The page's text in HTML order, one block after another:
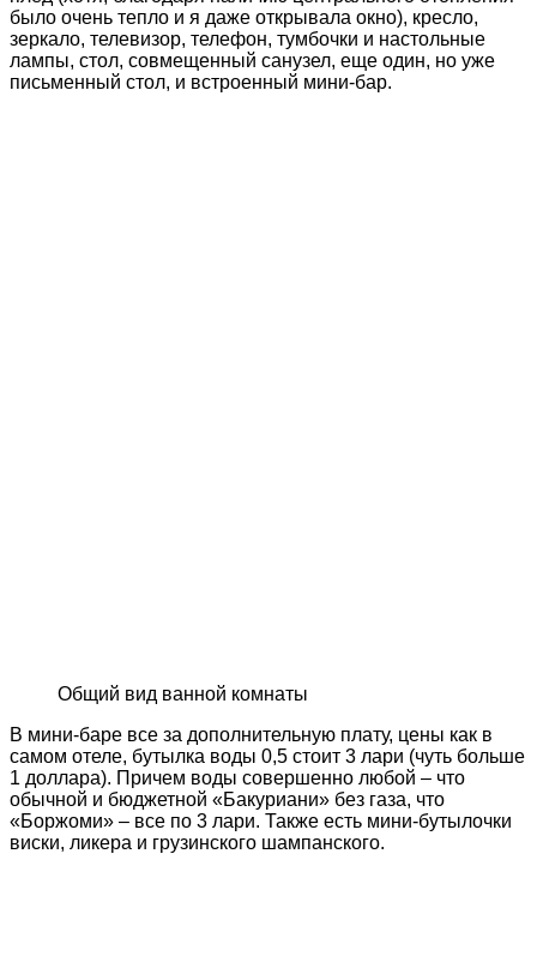
было очень тепло и я даже открывала окно), кресло,
зеркало, телевизор, телефон, тумбочки и настольные
лампы, стол, совмещенный санузел, еще один, но уже
письменный стол, и встроенный мини-бар.
Общий вид ванной комнаты
В мини-баре все за дополнительную плату, цены как в
самом отеле, бутылка воды 0,5 стоит 3 лари (чуть больше
1 доллара). Причем воды совершенно любой – что
обычной и бюджетной «Бакуриани» без газа, что
«Боржоми» – все по 3 лари. Также есть мини-бутылочки
виски, ликера и грузинского шампанского.